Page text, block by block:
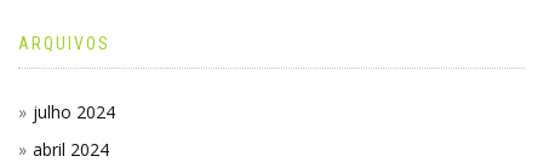
ARQUIVOS
julho 2024
abril 2024